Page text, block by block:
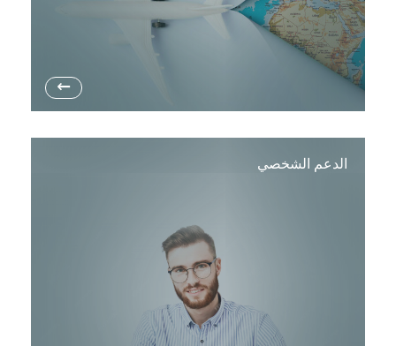
→
الدعم الشخصي